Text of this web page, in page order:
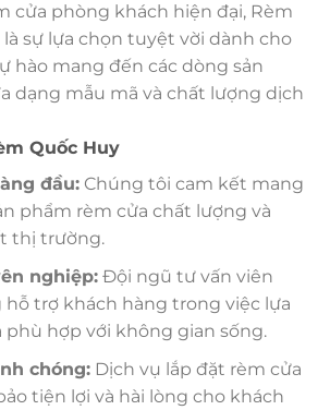
cửa phòng khách hiện đại, Rèm
sự lựa chọn tuyệt vời dành cho
hào mang đến các dòng sản
dạng mẫu mã và chất lượng dịch
Quốc Huy
đầu:Chúng tôi cam kết mang
phẩm rèm cửa chất lượng và
thị trường.
nghiệp:Đội ngũ tư vấn viên
hỗ trợ khách hàng trong việc lựa
phù hợp với không gian sống.
chóng:Dịch vụ lắp đặt rèm cửa
tiện lợi và hài lòng cho khách